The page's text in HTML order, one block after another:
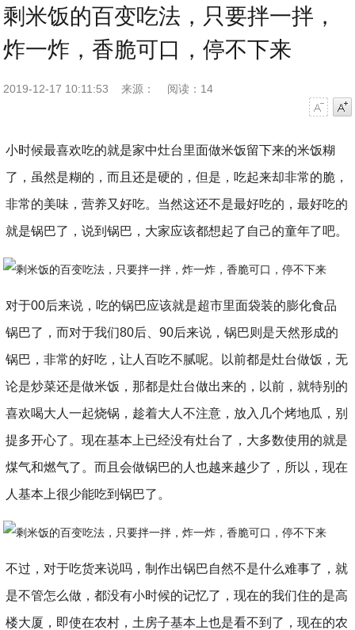
剩米饭的百变吃法，只要拌一拌，
炸一炸，香脆可口，停不下来
2019-12-17 10:11:53 来源：
阅读：14
小时候最喜欢吃的就是家中灶台里面做米饭留下来的米饭糊
了，虽然是糊的，而且还是硬的，但是，吃起来却非常的脆，
非常的美味，营养又好吃。当然这还不是最好吃的，最好吃的
就是锅巴了，说到锅巴，大家应该都想起了自己的童年了吧。
对于00后来说，吃的锅巴应该就是超市里面袋装的膨化食品
锅巴了，而对于我们80后、90后来说，锅巴则是天然形成的
锅巴，非常的好吃，让人百吃不腻呢。以前都是灶台做饭，无
论是炒菜还是做米饭，那都是灶台做出来的，以前，就特别的
喜欢喝大人一起烧锅，趁着大人不注意，放入几个烤地瓜，别
提多开心了。现在基本上已经没有灶台了，大多数使用的就是
煤气和燃气了。而且会做锅巴的人也越来越少了，所以，现在
人基本上很少能吃到锅巴了。
不过，对于吃货来说吗，制作出锅巴自然不是什么难事了，就
是不管怎么做，都没有小时候的记忆了，现在的我们住的是高
楼大厦，即使在农村，土房子基本上也是看不到了，现在的农